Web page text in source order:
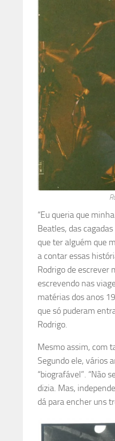
“Eu queria que
Beatles, das
que ter alguém que
a contar essas
Rodrigo de escrever
escrevendo nas
matérias dos anos
que só puderam
Rodrigo.
Mesmo assim, com
Segundo ele, vários
“biografável”. “Não
dizia. Mas,
dá para encher uns